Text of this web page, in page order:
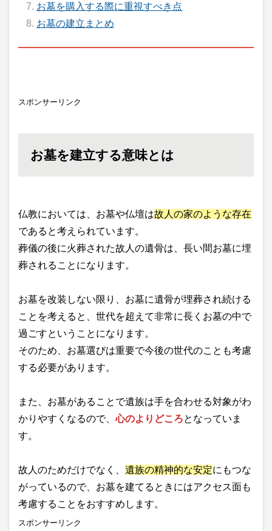
お墓を購入する際に重視すべき点
お墓の建立まとめ
スポンサーリンク
お墓を建立する意味とは
仏教においては、お墓や仏壇は故人の家のような存在
であると考えられています。
葬儀の後に火葬された故人の遺骨は、長い間お墓に埋
葬されることになります。
お墓を改装しない限り、お墓に遺骨が埋葬され続ける
ことを考えると、世代を超えて非常に長くお墓の中で
過ごすということになります。
そのため、お墓選びは重要で今後の世代のことも考慮
する必要があります。
また、お墓があることで遺族は手を合わせる対象がわ
かりやすくなるので、心のよりどころとなっていま
す。
故人のためだけでなく、 遺族の精神的な安定にもつな
がっているので、お墓を建てるときにはアクセス面も
考慮することをおすすめします。
スポンサーリンク